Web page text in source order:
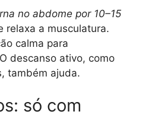
no abdome por 10–15
relaxa a musculatura.
calma para
descanso ativo, como
também ajuda.
só com